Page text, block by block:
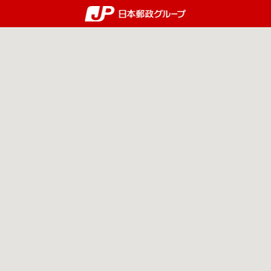
郵便局・日本郵政グループ